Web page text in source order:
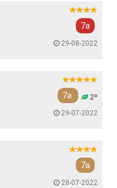
7a
29-08-2022
7a
2º
29-07-2022
7a
28-07-2022